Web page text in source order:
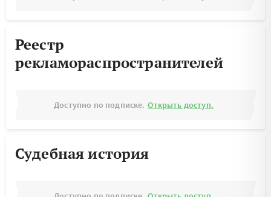
Реестр
рекламораспространителей
Доступно по подписке. Открыть доступ.
Судебная история